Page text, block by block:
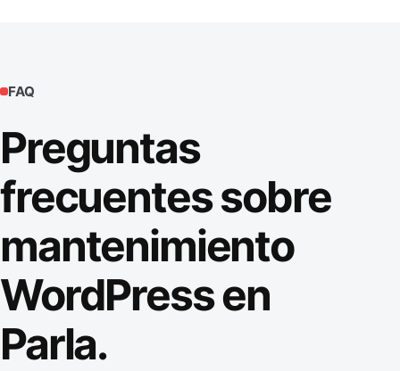
FAQ
Preguntas
frecuentes sobre
mantenimiento
WordPress en
Parla.